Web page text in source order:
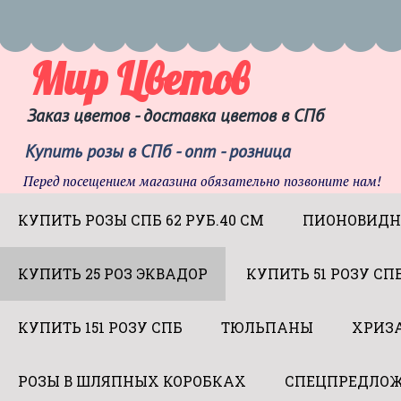
Мир Цветов
Заказ цветов - доставка цветов в СПб
Купить розы в СПб - опт - розница
Перед посещением магазина обязательно позвоните нам!
КУПИТЬ РОЗЫ СПБ 62 РУБ.40 СМ
КУПИТЬ 25 РОЗ ЭКВАДОР КУПИТЬ 51 РОЗУ
КУПИТЬ 151 РОЗУ СПБ ТЮЛЬПАНЫ
РОЗЫ В ШЛЯПНЫХ КОРОБКАХ